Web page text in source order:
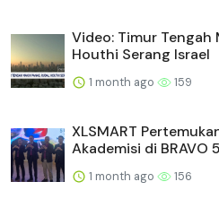
Video: Timur Tengah
Houthi Serang Israel
1 month ago 159
XLSMART
Akademisi di BRAVO
1 month ago 156